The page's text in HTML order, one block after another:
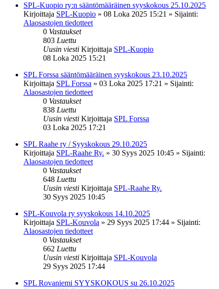
SPL-Kuopio ry:n sääntömääräinen syyskokous 25.10.2025
Kirjoittaja SPL-Kuopio » 08 Loka 2025 15:21 » Sijainti:
Alaosastojen tiedotteet
0 Vastaukset
803 Luettu
Uusin viesti Kirjoittaja SPL-Kuopio
08 Loka 2025 15:21
SPL Forssa sääntömääräinen syyskokous 23.10.2025
Kirjoittaja SPL Forssa » 03 Loka 2025 17:21 » Sijainti:
Alaosastojen tiedotteet
0 Vastaukset
838 Luettu
Uusin viesti Kirjoittaja SPL Forssa
03 Loka 2025 17:21
SPL Raahe ry / Syyskokous 29.10.2025
Kirjoittaja SPL-Raahe Ry. » 30 Syys 2025 10:45 » Sijainti:
Alaosastojen tiedotteet
0 Vastaukset
648 Luettu
Uusin viesti Kirjoittaja SPL-Raahe Ry.
30 Syys 2025 10:45
SPL-Kouvola ry syyskokous 14.10.2025
Kirjoittaja SPL-Kouvola » 29 Syys 2025 17:44 » Sijainti:
Alaosastojen tiedotteet
0 Vastaukset
662 Luettu
Uusin viesti Kirjoittaja SPL-Kouvola
29 Syys 2025 17:44
SPL Rovaniemi SYYSKOKOUS su 26.10.2025